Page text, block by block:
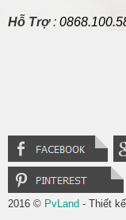
Hỗ Trợ:
2016 © PvLand - Thiết